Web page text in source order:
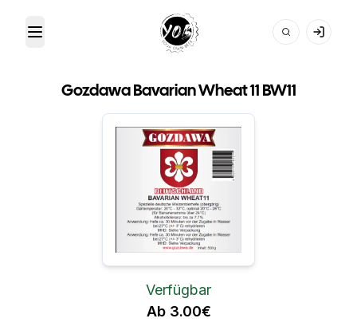
Toggle Menu Your Own Beer
Gozdawa Bavarian Wheat 11 BW11
Verfügbar
Ab 3.00€